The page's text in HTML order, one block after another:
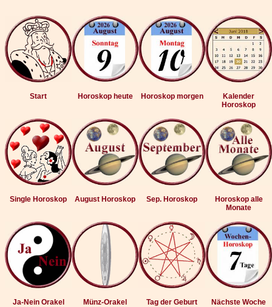
Start Horoskop heute Horoskop morgen
Kalender
Horoskop
Single Horoskop August Horoskop Sep. Horoskop
Horoskop alle
Monate
Ja-Nein Orakel Münz-Orakel Tag der Geburt Nächste Woche